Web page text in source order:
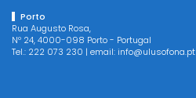
Porto
Rua Augusto Rosa,
Nº 24, 4000-098 Porto - Portugal
Tel.: 222 073 230 | email:info@ulusofona.pt